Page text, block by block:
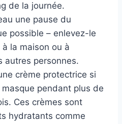
de la journée.
une pause du
possible – enlevez-le
la maison ou à
autres personnes.
crème protectrice si
pendant plus de
Ces crèmes sont
hydratants comme